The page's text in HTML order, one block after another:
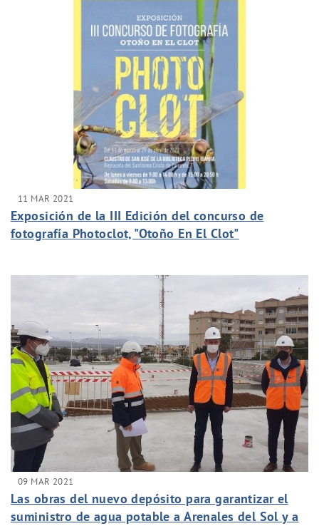
11 MAR 2021
Exposición de la III Edición del concurso de
fotografía Photoclot, "Otoño En El Clot"
09 MAR 2021
Las obras del nuevo depósito para garantizar el
suministro de agua potable a Arenales del Sol y a